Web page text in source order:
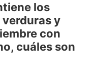
los
y
con
cuáles son